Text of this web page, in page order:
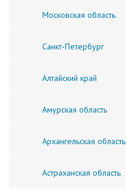
Московская область
Санкт-Петербург
Алтайский край
Амурская область
Архангельская область
Астраханская область